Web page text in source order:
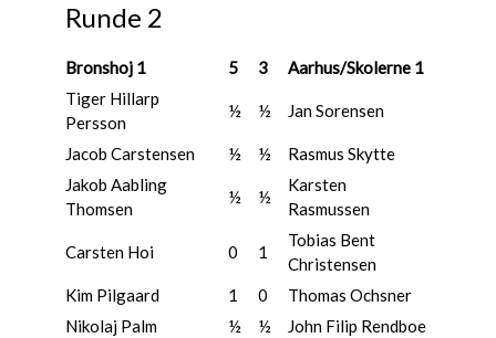
Runde 2
Bronshoj 1 5 3
Aarhus/Skolerne 1
Tiger Hillarp
Persson
½ ½ Jan Sorensen
Jacob Carstensen ½ ½
Rasmus Skytte
Jakob Aabling
Thomsen
½ ½
Karsten
Rasmussen
Carsten Hoi 0 1
Tobias Bent
Christensen
Kim Pilgaard
1 0
Thomas Ochsner
Nikolaj Palm
½ ½
John Filip Rendboe